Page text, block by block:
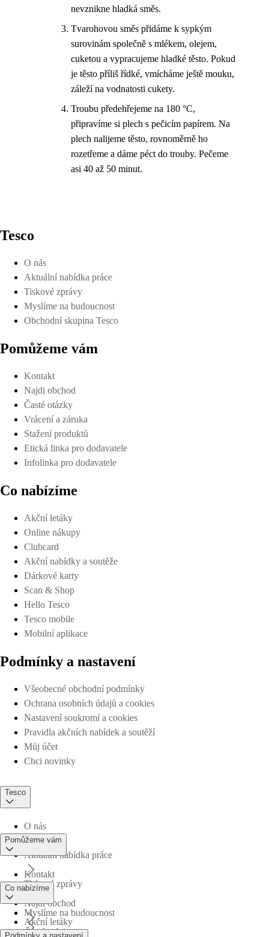
nevznikne hladká směs.
Tvarohovou směs přidáme k sypkým
surovinám společně s mlékem, olejem,
cuketou a vypracujeme hladké těsto. Pokud
je těsto příliš řídké, vmícháme ještě mouku,
záleží na vodnatosti cukety.
Troubu předehřejeme na 180 °C,
připravíme si plech s pečicím papírem. Na
plech nalijeme těsto, rovnoměrně ho
rozetřeme a dáme péct do trouby. Pečeme
asi 40 až 50 minut.
Tesco
O nás
Aktuální nabídka práce
Tiskové zprávy
Myslíme na budoucnost
Obchodní skupina Tesco
Pomůžeme vám
Kontakt
Najdi obchod
Časté otázky
Vrácení a záruka
Stažení produktů
Etická linka pro dodavatele
Infolinka pro dodavatele
Co nabízíme
Akční letáky
Online nákupy
Clubcard
Akční nabídky a soutěže
Dárkové karty
Scan & Shop
Hello Tesco
Tesco mobile
Mobilní aplikace
Podmínky a nastavení
Všeobecné obchodní podmínky
Ochrana osobních údajů a cookies
Nastavení soukromí a cookies
Pravidla akčních nabídek a soutěží
Můj účet
Chci novinky
Tesco
O nás
Aktuální nabídka práce
Tiskové zprávy
Myslíme na budoucnost
Pomůžeme vám
Kontakt
Najdi obchod
Časté otázky
Co nabízíme
Akční letáky